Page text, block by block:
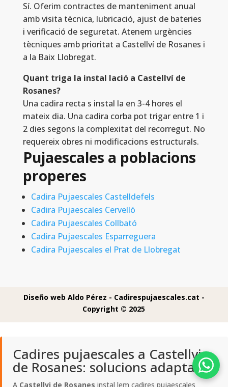
Sí. Oferim contractes de manteniment anual
amb visita tècnica, lubricació, ajust de bateries
i verificació de seguretat. Atenem urgències
tècniques amb prioritat a Castellví de Rosanes i
a la Baix Llobregat.
Quant triga la instal lació a Castellví de
Rosanes?
Una cadira recta s instal la en 3-4 hores el
mateix dia. Una cadira corba pot trigar entre 1 i
2 dies segons la complexitat del recorregut. No
requereix obres ni modificacions estructurals.
Pujaescales a poblacions
properes
Cadira Pujaescales Castelldefels
Cadira Pujaescales Cervelló
Cadira Pujaescales Collbató
Cadira Pujaescales Esparreguera
Cadira Pujaescales el Prat de Llobregat
Diseño web Aldo Pérez - Cadirespujaescales.cat -
Copyright © 2025
Cadires pujaescales a Castellvi
de Rosanes: solucions adaptades
A Castellvi de Rosanes instal lem cadires pujaescales